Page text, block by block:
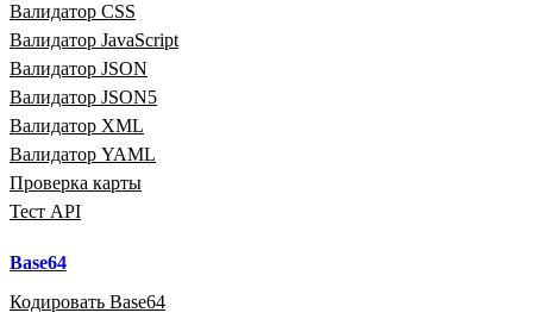
Валидатор CSS
Валидатор JavaScript
Валидатор JSON
Валидатор JSON5
Валидатор XML
Валидатор YAML
Проверка карты
Тест API
Base64
Кодировать Base64